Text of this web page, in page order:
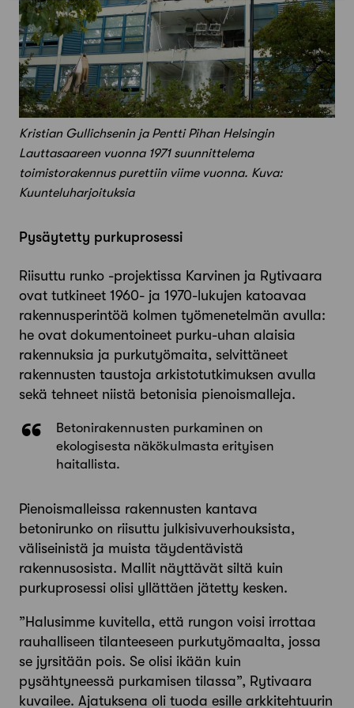
Kristian Gullichsenin ja Pentti Pihan Helsingin
Lauttasaareen vuonna 1971 suunnittelema
toimistorakennus purettiin viime vuonna. Kuva:
Kuunteluharjoituksia
Pysäytetty ­purkuprosessi
Riisuttu runko -projektissa Karvinen ja Rytivaara
ovat tutkineet 1960- ja 1970-lukujen katoavaa
rakennus­perintöä kolmen työmenetelmän avulla:
he ovat dokumentoineet purku-uhan alaisia
rakennuksia ja purkutyömaita, selvittäneet
rakennusten taustoja arkisto­tutkimuksen avulla
sekä tehneet niistä betonisia pienoismalleja.
Betonirakennusten purkaminen on
ekologisesta näkökulmasta erityisen
haitallista.
Pienoismalleissa rakennusten kantava
betonirunko on riisuttu julkisivuverhouksista,
väliseinistä ja muista täydentävistä
rakennusosista. Mallit näyttävät siltä kuin
purkuprosessi olisi yllättäen jätetty kesken.
”Halusimme kuvitella, että rungon voisi irrottaa
rauhalliseen tilanteeseen purkutyömaalta, jossa
se jyrsitään pois. Se olisi ikään kuin
pysähtyneessä purkamisen tilassa”, Rytivaara
kuvailee. Ajatuksena oli tuoda esille arkkitehtuurin